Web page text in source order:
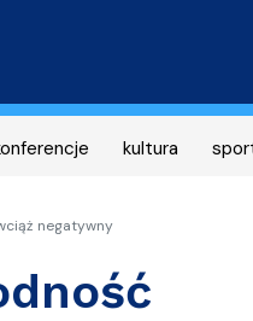
kultura
negatywny